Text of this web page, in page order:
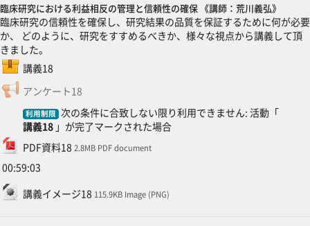
臨床研究における利益相反の管理と信頼性の確保 《講師：荒川義弘》
臨床研究の信頼性を確保し、研究結果の品質を保証するために何が必要
か、 どのように、研究をすすめるべきか、様々な視点から講義して頂
きました。
講義18
SCORMパッケージ
アンケート18フィードバック
利用制限 次の条件に合致しない限り利用できません: 活動「
講義18」が完了マークされた場合
PDF資料18
ファイル2.8MB PDF document
00:59:03
講義イメージ18
ファイル115.9KB Image (PNG)